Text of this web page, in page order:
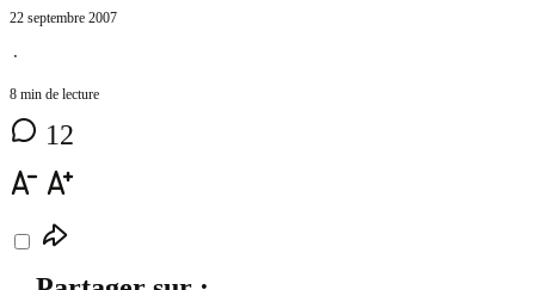
22 septembre 2007
⋅
8 min de lecture
12